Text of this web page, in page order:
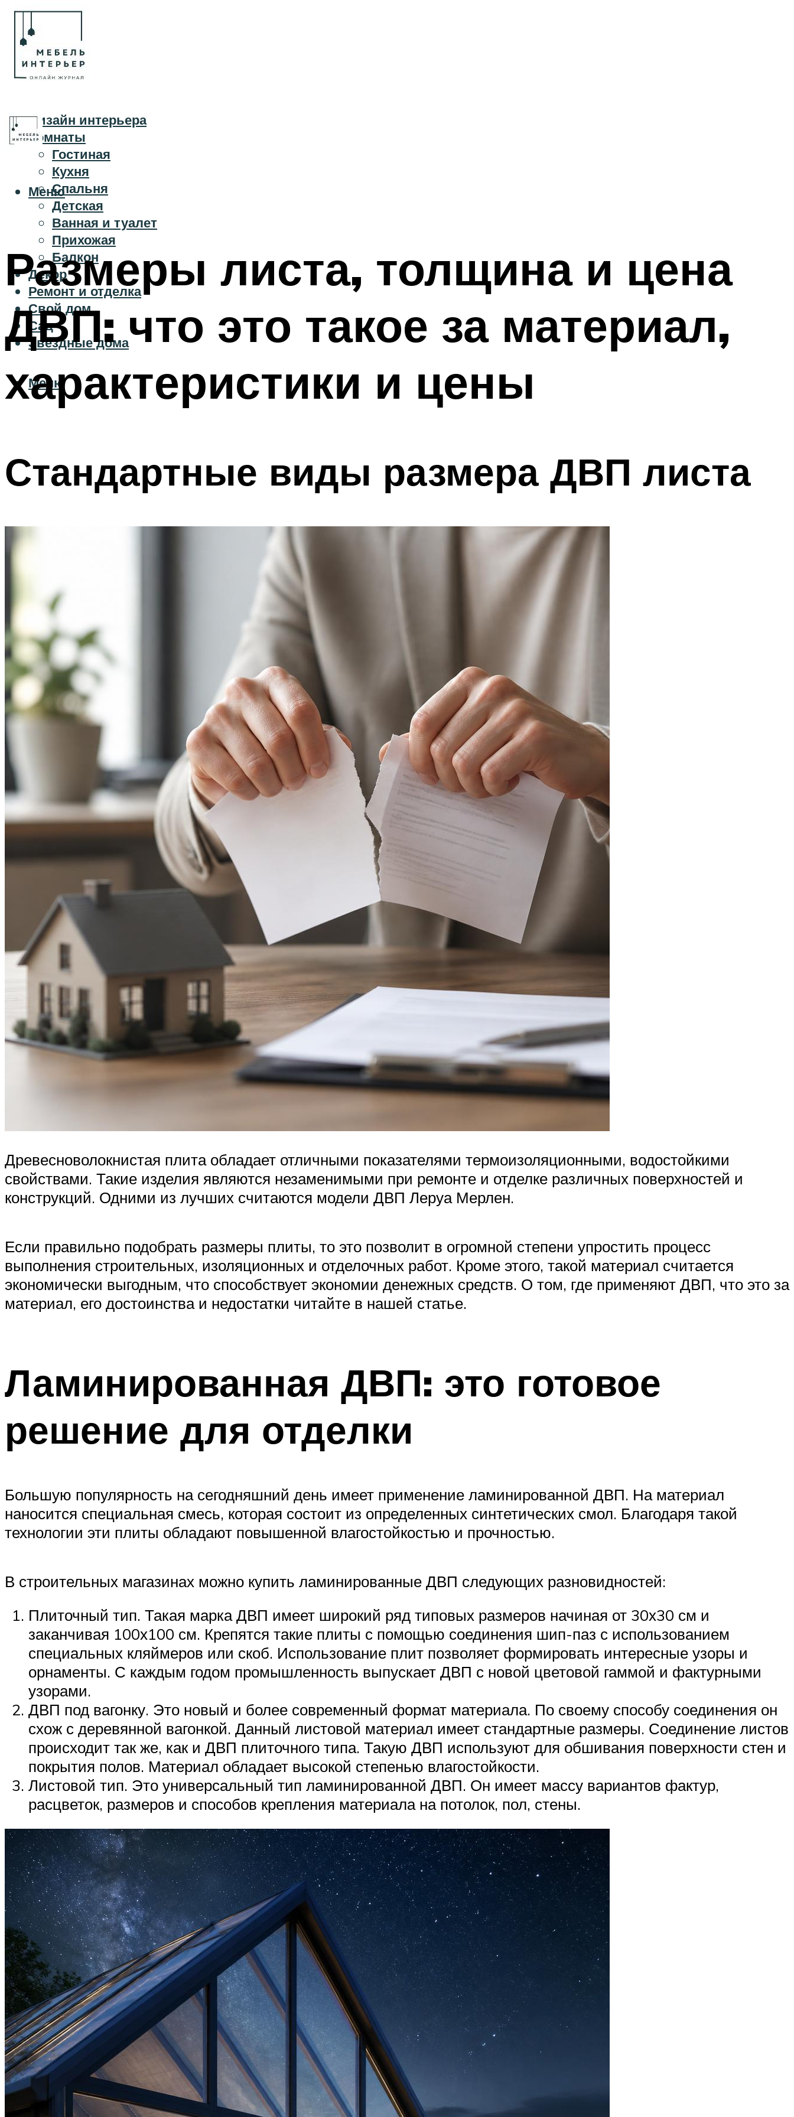
Дизайн интерьера
Комнаты
Гостиная
Кухня
Спальня
Детская
Ванная и туалет
Прихожая
Балкон
Декор
Ремонт и отделка
Свой дом
Сад
Звездные дома
Меню
Меню
Размеры листа, толщина и цена
ДВП: что это такое за материал,
характеристики и цены
Стандартные виды размера ДВП листа
Древесноволокнистая плита обладает отличными показателями термоизоляционными, водостойкими
свойствами. Такие изделия являются незаменимыми при ремонте и отделке различных поверхностей и
конструкций. Одними из лучших считаются модели ДВП Леруа Мерлен.
Если правильно подобрать размеры плиты, то это позволит в огромной степени упростить процесс
выполнения строительных, изоляционных и отделочных работ. Кроме этого, такой материал считается
экономически выгодным, что способствует экономии денежных средств. О том, где применяют ДВП, что это за
материал, его достоинства и недостатки читайте в нашей статье.
Ламинированная ДВП: это готовое
решение для отделки
Большую популярность на сегодняшний день имеет применение ламинированной ДВП. На материал
наносится специальная смесь, которая состоит из определенных синтетических смол. Благодаря такой
технологии эти плиты обладают повышенной влагостойкостью и прочностью.
В строительных магазинах можно купить ламинированные ДВП следующих разновидностей:
Плиточный тип. Такая марка ДВП имеет широкий ряд типовых размеров начиная от 30х30 см и
заканчивая 100х100 см. Крепятся такие плиты с помощью соединения шип-паз с использованием
специальных кляймеров или скоб. Использование плит позволяет формировать интересные узоры и
орнаменты. С каждым годом промышленность выпускает ДВП с новой цветовой гаммой и фактурными
узорами.
ДВП под вагонку. Это новый и более современный формат материала. По своему способу соединения он
схож с деревянной вагонкой. Данный листовой материал имеет стандартные размеры. Соединение листов
происходит так же, как и ДВП плиточного типа. Такую ДВП используют для обшивания поверхности стен и
покрытия полов. Материал обладает высокой степенью влагостойкости.
Листовой тип. Это универсальный тип ламинированной ДВП. Он имеет массу вариантов фактур,
расцветок, размеров и способов крепления материала на потолок, пол, стены.